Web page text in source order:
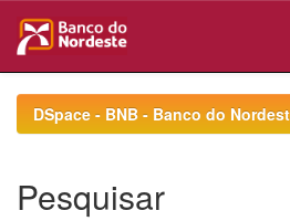
navigationDSpace - BNB - Banco do
Pesquisar